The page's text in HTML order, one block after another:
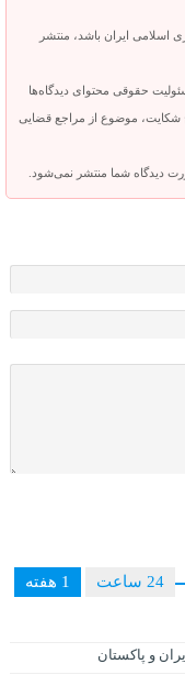
اسلامی ایران باشد، منتشر
حقوقی محتوای دیدگاه‌ها
موضوع از مراجع قضایی
دیدگاه شما منتشر نمی‌شود.
1 هفته 24 ساعت